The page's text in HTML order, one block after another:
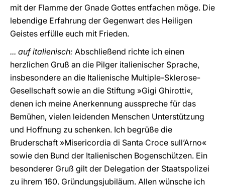
mit der Flamme der Gnade Gottes entfachen möge. Die
lebendige Erfahrung der Gegenwart des Heiligen
Geistes erfülle euch mit Frieden.
... auf italienisch: Abschließend richte ich einen
herzlichen Gruß an die Pilger italienischer Sprache,
insbesondere an die Italienische Multiple-Sklerose-
Gesellschaft sowie an die Stiftung »Gigi Ghirotti«,
denen ich meine Anerkennung ausspreche für das
Bemühen, vielen leidenden Menschen Unterstützung
und Hoffnung zu schenken. Ich begrüße die
Bruderschaft »Misericordia di Santa Croce sull’Arno«
sowie den Bund der Italienischen Bogenschützen. Ein
besonderer Gruß gilt der Delegation der Staatspolizei
zu ihrem 160. Gründungsjubiläum. Allen wünsche ich